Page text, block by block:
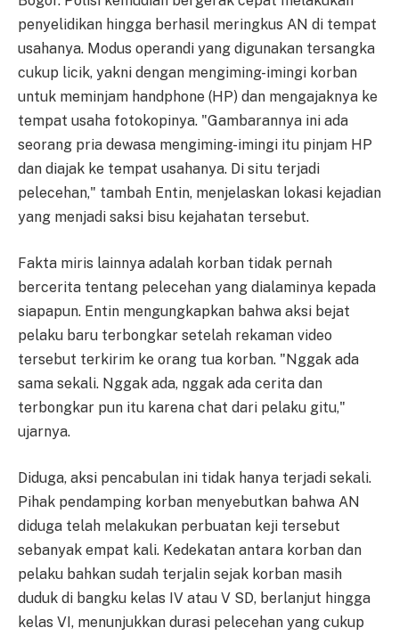
penyelidikan hingga berhasil meringkus AN di tempat
usahanya. Modus operandi yang digunakan tersangka
cukup licik, yakni dengan mengiming-imingi korban
untuk meminjam handphone (HP) dan mengajaknya ke
tempat usaha fotokopinya. "Gambarannya ini ada
seorang pria dewasa mengiming-imingi itu pinjam HP
dan diajak ke tempat usahanya. Di situ terjadi
pelecehan," tambah Entin, menjelaskan lokasi kejadian
yang menjadi saksi bisu kejahatan tersebut.
Fakta miris lainnya adalah korban tidak pernah
bercerita tentang pelecehan yang dialaminya kepada
siapapun. Entin mengungkapkan bahwa aksi bejat
pelaku baru terbongkar setelah rekaman video
tersebut terkirim ke orang tua korban. "Nggak ada
sama sekali. Nggak ada, nggak ada cerita dan
terbongkar pun itu karena chat dari pelaku gitu,"
ujarnya.
Diduga, aksi pencabulan ini tidak hanya terjadi sekali.
Pihak pendamping korban menyebutkan bahwa AN
diduga telah melakukan perbuatan keji tersebut
sebanyak empat kali. Kedekatan antara korban dan
pelaku bahkan sudah terjalin sejak korban masih
duduk di bangku kelas IV atau V SD, berlanjut hingga
kelas VI, menunjukkan durasi pelecehan yang cukup